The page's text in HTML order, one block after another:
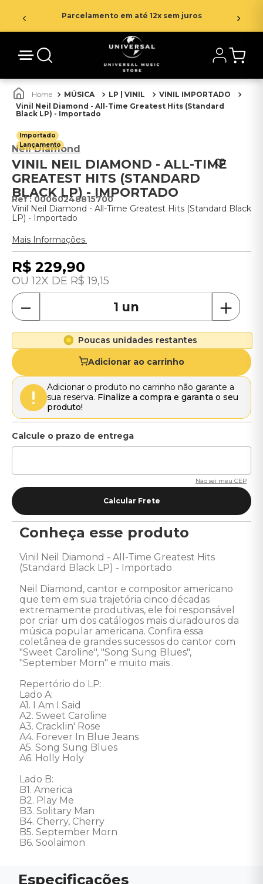
Parcelamento em até 12x sem juros
MÚSICA LP | VINIL
VINIL IMPORTADO
Vinil Neil Diamond - All-Time Greatest Hits (Standard
Black LP) - Importado
Importado
Lançamento
Neil Diamond
VINIL NEIL DIAMOND - ALL-TIME
GREATEST HITS (STANDARD
BLACK LP) - IMPORTADO
: 00060248815700
Vinil Neil Diamond - All-Time Greatest Hits (Standard Black
LP) - Importado
Mais Informações.
R$ 229,90
12 R$ 19,15
＋
－
Poucas unidades restantes
Adicionar ao carrinho
Adicionar o produto no carrinho não garante a
sua reserva. Finalize a compra e garanta o seu
produto!
Não sei meu CEP
Conheça esse produto
Vinil Neil Diamond - All-Time Greatest Hits
(Standard Black LP) - Importado
Neil Diamond, cantor e compositor americano
que tem em sua trajetória cinco décadas
extremamente produtivas, ele foi responsável
por criar um dos catálogos mais duradouros da
música popular americana. Confira essa
coletânea de grandes sucessos do cantor com
"Sweet Caroline", "Song Sung Blues",
"September Morn" e muito mais .
Repertório do LP:
Lado A:
A1. I Am I Said
A2. Sweet Caroline
A3. Cracklin' Rose
A4. Forever In Blue Jeans
A5. Song Sung Blues
A6. Holly Holy
Lado B:
B1. America
B2. Play Me
B3. Solitary Man
B4. Cherry, Cherry
B5. September Morn
B6. Soolaimon